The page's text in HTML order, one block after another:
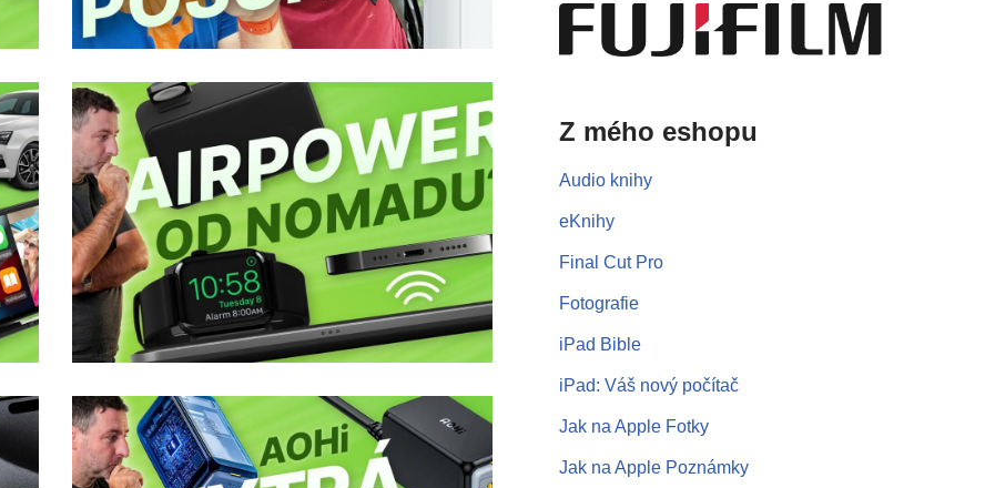
Z mého eshopu
Audio knihy
eKnihy
Final Cut Pro
Fotografie
iPad Bible
iPad: Váš nový počítač
Jak na Apple Fotky
Jak na Apple Poznámky